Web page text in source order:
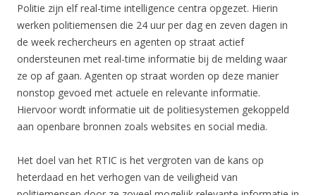
Politie zijn elf real-time intelligence centra opgezet. Hierin
werken politiemensen die 24 uur per dag en zeven dagen in
de week rechercheurs en agenten op straat actief
ondersteunen met real-time informatie bij de melding waar
ze op af gaan. Agenten op straat worden op deze manier
nonstop gevoed met actuele en relevante informatie.
Hiervoor wordt informatie uit de politiesystemen gekoppeld
aan openbare bronnen zoals websites en social media.
Het doel van het RTIC is het vergroten van de kans op
heterdaad en het verhogen van de veiligheid van